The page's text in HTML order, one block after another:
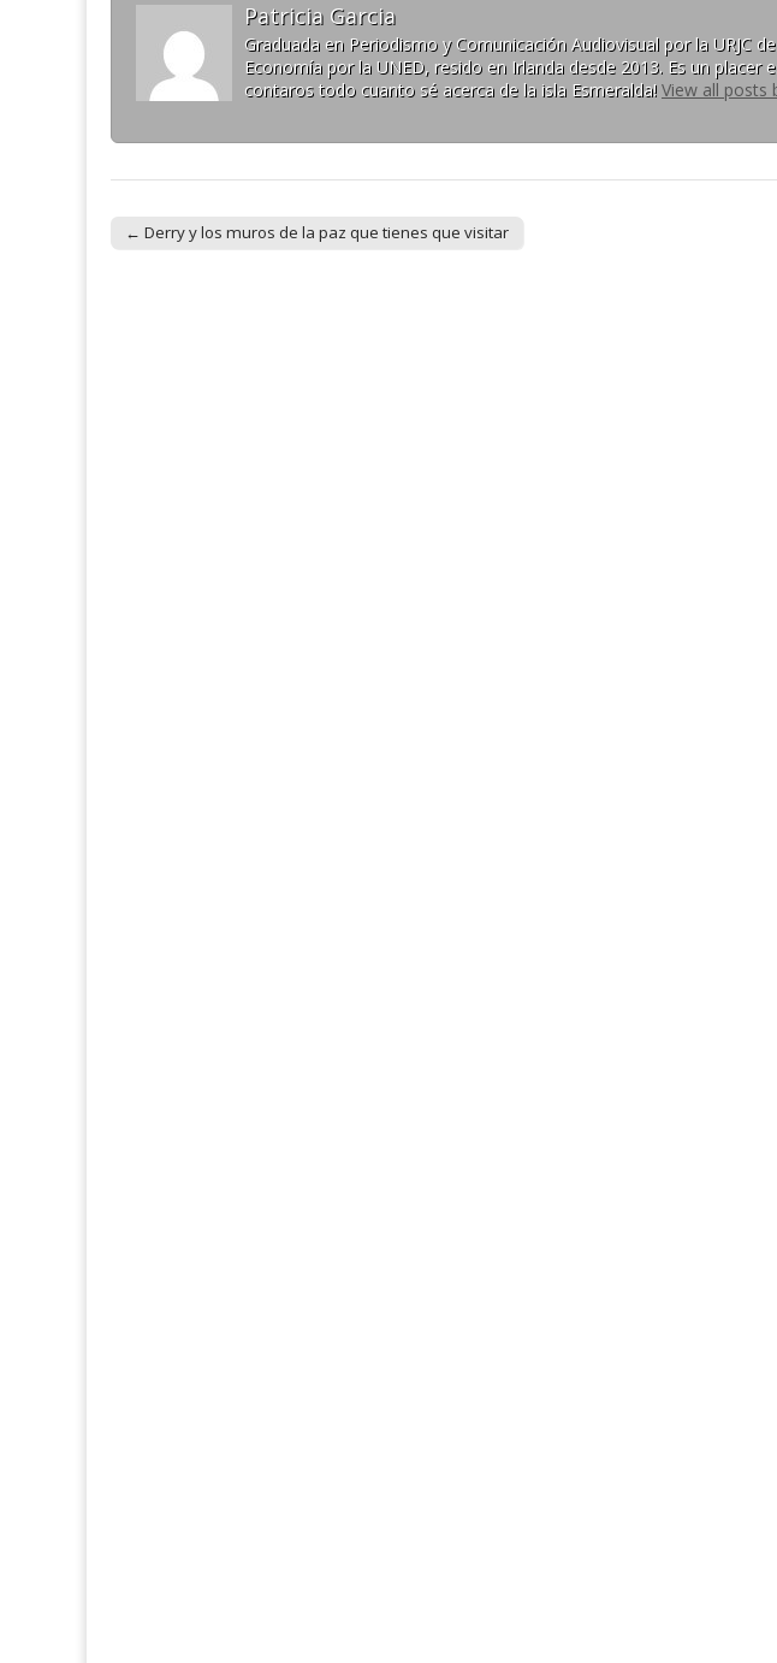
Patricia Garcia
Graduada en Periodismo y Comunicación Audiovisual por la URJC
Economía por la UNED, resido en Irlanda desde 2013. Es un placer
contaros todo cuanto sé acerca de la isla Esmeralda! View all posts
← Derry y los muros de la paz que tienes que visitar